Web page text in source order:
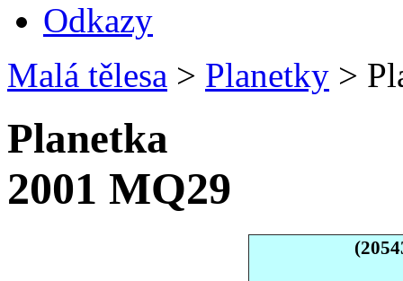
Odkazy
Malá tělesa > Planetky >
Planetka
2001 MQ29